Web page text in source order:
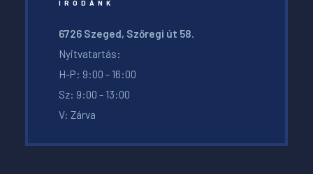
IRODÁNK
6726 Szeged, Szőregi út 58.
Nyitvatartás:
H-P: 9:00 - 16:00
Sz: 9:00 - 13:00
V: Zárva